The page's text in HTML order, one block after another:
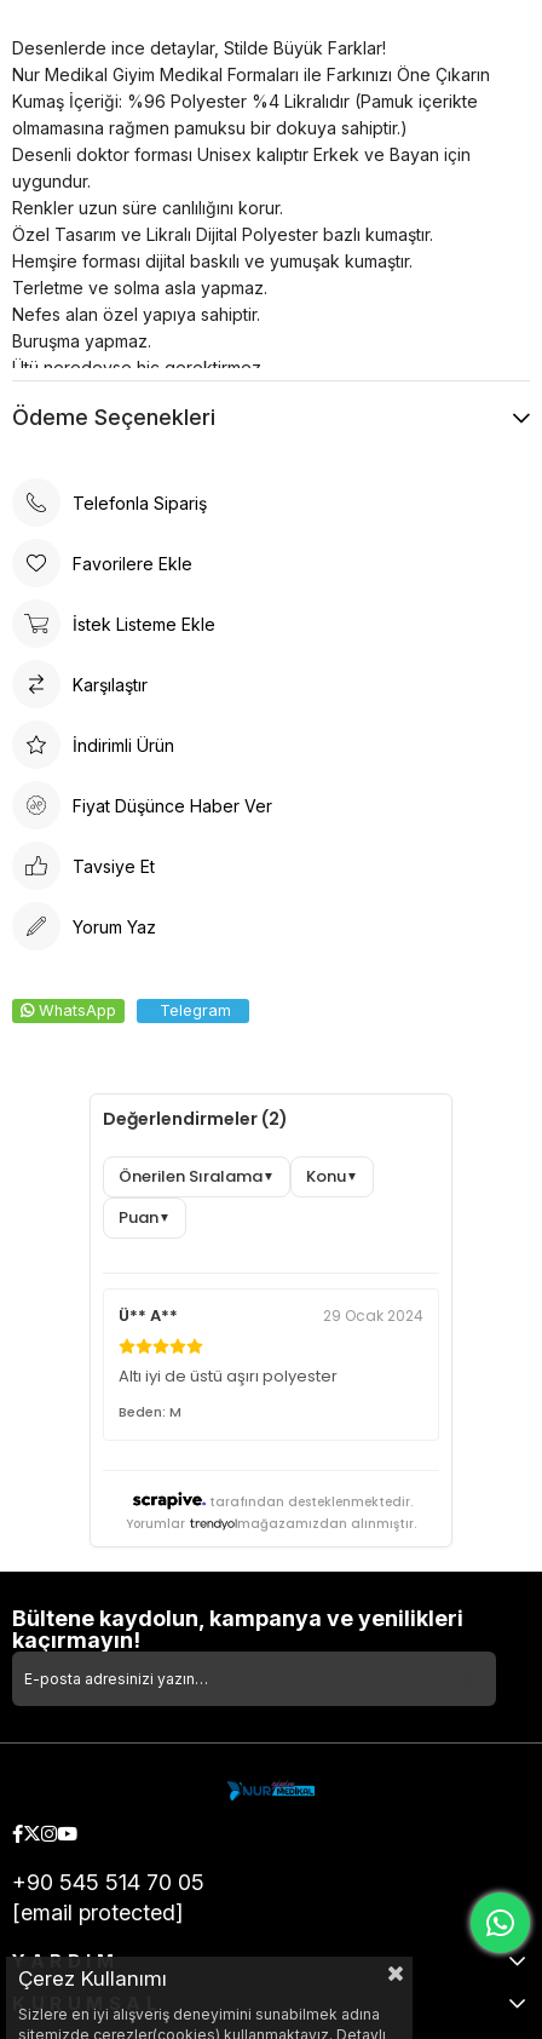
Desenlerde ince detaylar, Stilde Büyük Farklar!
Nur Medikal Giyim Medikal Formaları ile Farkınızı Öne Çıkarın
Kumaş İçeriği: %96 Polyester %4 Likralıdır (Pamuk içerikte
olmamasına rağmen pamuksu bir dokuya sahiptir.)
Desenli doktor forması Unisex kalıptır Erkek ve Bayan için
uygundur.
Renkler uzun süre canlılığını korur.
Özel Tasarım ve Likralı Dijital Polyester bazlı kumaştır.
Hemşire forması dijital baskılı ve yumuşak kumaştır.
Terletme ve solma asla yapmaz.
Nefes alan özel yapıya sahiptir.
Buruşma yapmaz.
Ütü neredeyse hiç gerektirmez.
Ödeme Seçenekleri
Telefonla Sipariş
Favorilere Ekle
İstek Listeme Ekle
Karşılaştır
İndirimli Ürün
Fiyat Düşünce Haber Ver
Tavsiye Et
Yorum Yaz
WhatsApp Telegram
Değerlendirmeler (2)
Önerilen Sıralama▼ Konu▼
Puan▼
Ü** A** 29 Ocak 2024
Altı iyi de üstü aşırı polyester
Beden: M
tarafından desteklenmektedir.
Yorumlar
mağazamızdan alınmıştır.
Bültene kaydolun, kampanya ve yenilikleri
kaçırmayın!
+90 545 514 70 05
[email protected]
YARDIM
Çerez Kullanımı
Sizlere en iyi alışveriş deneyimini sunabilmek adına
sitemizde çerezler(cookies) kullanmaktayız. Detaylı